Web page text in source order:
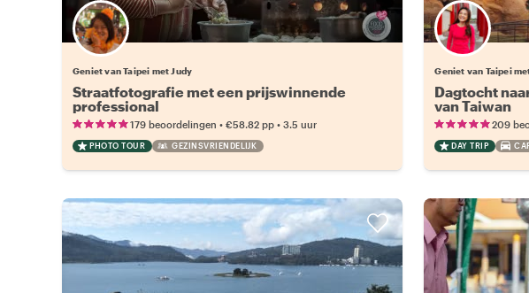
Geniet van Taipei met Judy
Straatfotografie met een prijswinnende
professional
179 beoordelingen • €58.82 pp • 3.5 uur
PHOTO TOUR GEZINSVRIENDELIJK
Geniet van Taipei
Dagtocht
van Taiwan
209
DAY TRIP